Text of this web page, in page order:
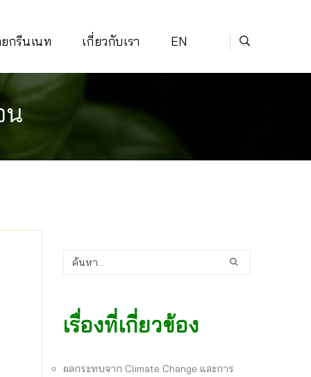
กรีนเนท เกี่ยวกับเรา EN
น
เรื่องที่เกี่ยวข้อง
ผลกระทบจาก Climate Change และการ